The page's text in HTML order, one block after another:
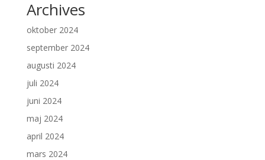
Archives
oktober 2024
september 2024
augusti 2024
juli 2024
juni 2024
maj 2024
april 2024
mars 2024